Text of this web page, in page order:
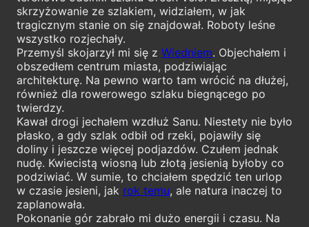
skrzyżowanie ze szlakiem, widziałem, w jak
tragicznym stanie on się znajdował. Roboty leśne
wszystko rozjechały.
Przemyśl skojarzył mi się z Wiedniem. Objechałem i
obszedłem centrum miasta, podziwiając
architekturę. Na pewno warto tam wrócić na dłużej,
również dla rowerowego szlaku biegnącego po
twierdzy.
Kawał drogi jechałem wzdłuż Sanu. Niestety nie było
płasko, a gdy szlak odbił od rzeki, pojawiły się
doliny i jeszcze więcej podjazdów. Czułem jednak
nudę. Kwiecistą wiosną lub złotą jesienią byłoby co
podziwiać. W sumie, to chciałem spędzić ten urlop
w czasie jesieni, jak rok temu, ale natura inaczej to
zaplanowała.
Pokonanie gór zabrało mi dużo energii i czasu. Na